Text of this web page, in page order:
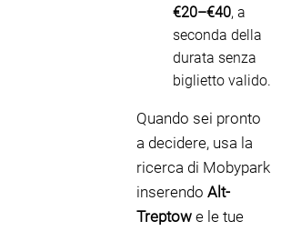
€20–€40, a
seconda della
durata senza
biglietto valido.
Quando sei pronto
a decidere, usa la
ricerca di Mobypark
inserendo Alt-
Treptow e le tue